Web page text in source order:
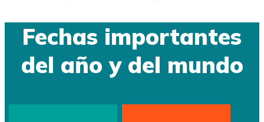
Fechas importantes
del año y del mundo